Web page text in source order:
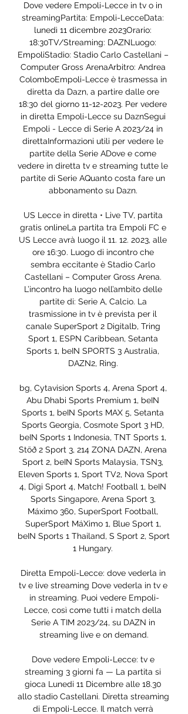
Dove vedere Empoli-Lecce in tv o in
streamingPartita: Empoli-LecceData:
lunedì 11 dicembre 2023Orario:
18:30TV/Streaming: DAZNLuogo:
EmpoliStadio: Stadio Carlo Castellani –
Computer Gross ArenaArbitro: Andrea
ColomboEmpoli-Lecce è trasmessa in
diretta da Dazn, a partire dalle ore
18:30 del giorno 11-12-2023. Per vedere
in diretta Empoli-Lecce su DaznSegui
Empoli - Lecce di Serie A 2023/24 in
direttaInformazioni utili per vedere le
partite della Serie ADove e come
vedere in diretta tv e streaming tutte le
partite di Serie AQuanto costa fare un
abbonamento su Dazn.
US Lecce in diretta • Live TV, partita
gratis onlineLa partita tra Empoli FC e
US Lecce avrà luogo il 11. 12. 2023, alle
ore 16:30. Luogo di incontro che
sembra eccitante è Stadio Carlo
Castellani – Computer Gross Arena.
L’incontro ha luogo nell’ambito delle
partite di: Serie A, Calcio. La
trasmissione in tv è prevista per il
canale SuperSport 2 Digitalb, Tring
Sport 1, ESPN Caribbean, Setanta
Sports 1, beIN SPORTS 3 Australia,
DAZN2, Ring.
bg, Cytavision Sports 4, Arena Sport 4,
Abu Dhabi Sports Premium 1, beIN
Sports 1, beIN Sports MAX 5, Setanta
Sports Georgia, Cosmote Sport 3 HD,
beIN Sports 1 Indonesia, TNT Sports 1,
Stöð 2 Sport 3, 214 ZONA DAZN, Arena
Sport 2, beIN Sports Malaysia, TSN3,
Eleven Sports 1, Sport TV2, Nova Sport
4, Digi Sport 4, Match! Football 1, beIN
Sports Singapore, Arena Sport 3,
Máximo 360, SuperSport Football,
SuperSport MáXimo 1, Blue Sport 1,
beIN Sports 1 Thailand, S Sport 2, Sport
1 Hungary.
Diretta Empoli-Lecce: dove vederla in
tv e live streaming Dove vederla in tv e
in streaming. Puoi vedere Empoli-
Lecce, così come tutti i match della
Serie A TIM 2023/24, su DAZN in
streaming live e on demand.
Dove vedere Empoli-Lecce: tv e
streaming 3 giorni fa — La partita si
gioca Lunedi 11 Dicembre alle 18.30
allo stadio Castellani. Diretta streaming
di Empoli-Lecce. Il match verrà